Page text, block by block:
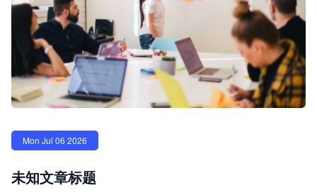
Mon Jul 06 2026
未知文章标题